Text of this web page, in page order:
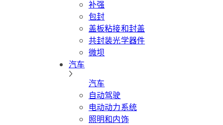
补强
包封
盖板粘接和封盖
共封装光学器件
微坝
汽车
汽车
自动驾驶
电动动力系统
照明和内饰